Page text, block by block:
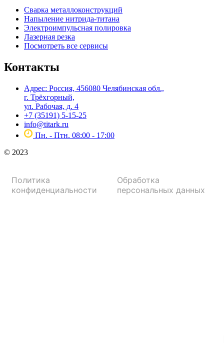
Сварка металлоконструкций
Напыление нитрида-титана
Электроимпульсная полировка
Лазерная резка
Посмотреть все сервисы
Контакты
Адрес: Россия, 456080 Челябинская обл.,
г. Трёхгорный,
ул. Рабочая, д. 4
+7 (35191) 5-15-25
info@titark.ru
Пн. - Птн. 08:00 - 17:00
© 2023
Политика
конфиденциальности
Обработка
персональных данных